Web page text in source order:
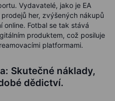
Vydavatelé, jako je EA
her, zvýšených nákupů
online. Fotbal se tak stává
produktem, což posiluje
platformami.
Skutečné náklady,
dědictví.